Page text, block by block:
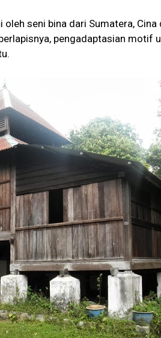
seni bina dari Sumatera,
pengadaptasian motif